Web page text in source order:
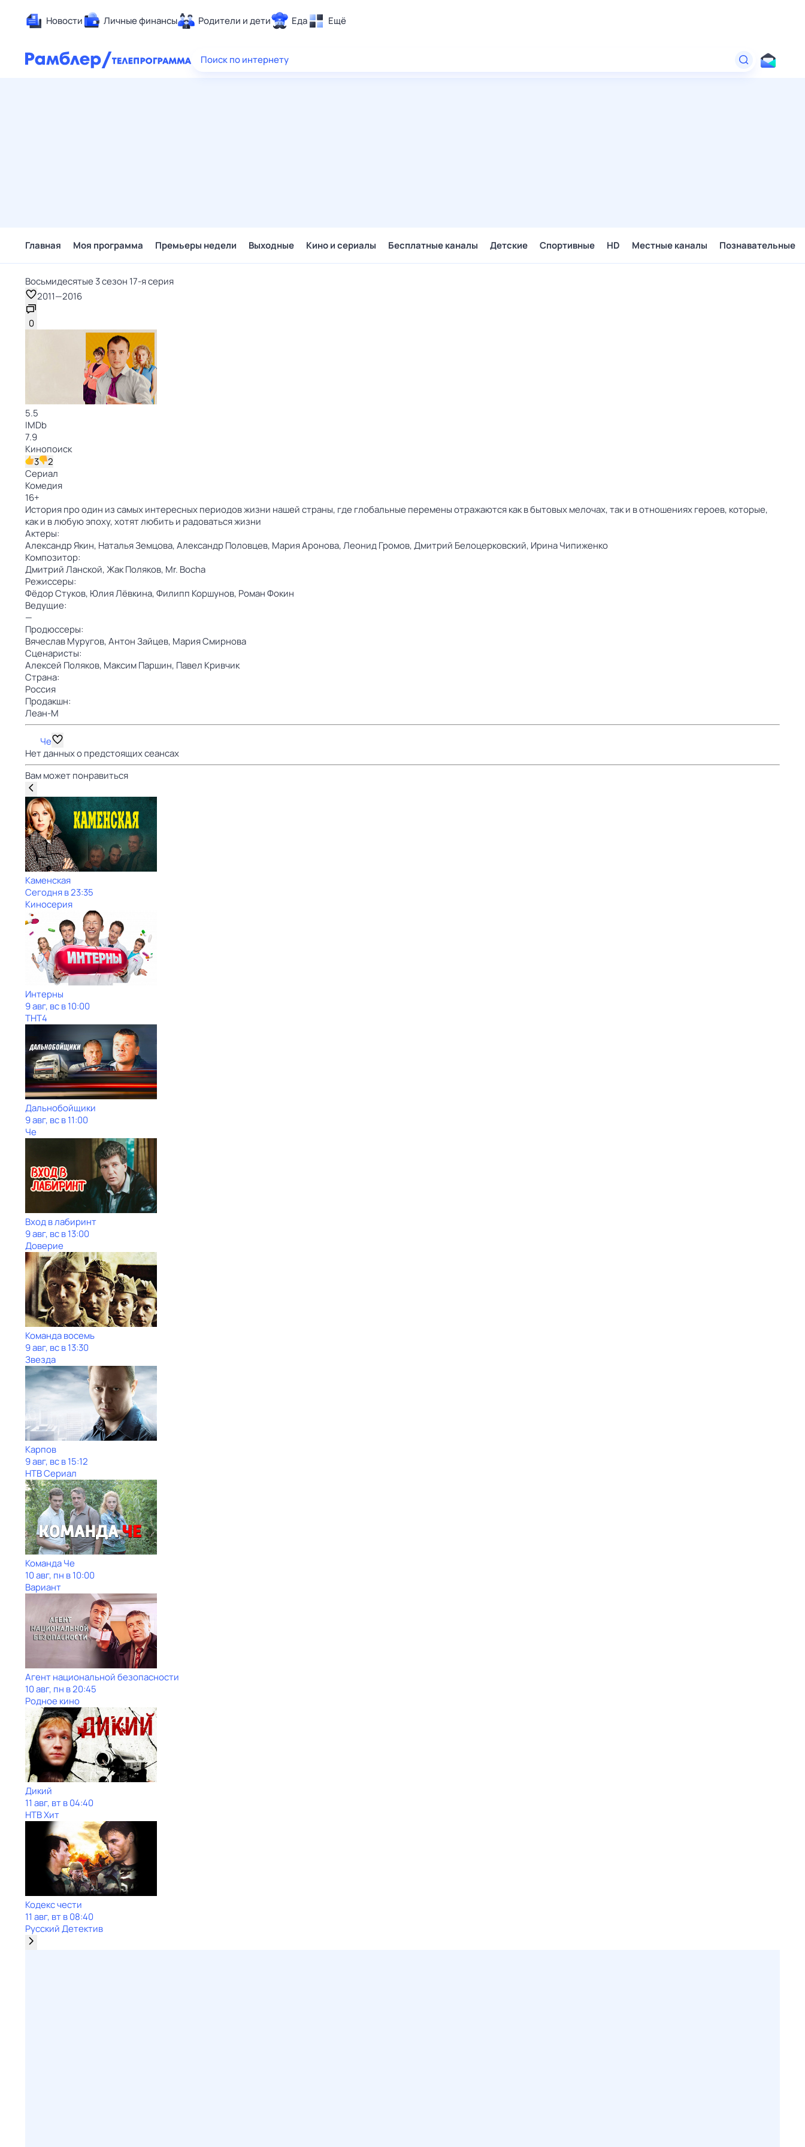
Новости Личные финансы Родители и дети Еда Ещё
Здоровье
Поиск по интернету
Главная Моя программа Премьеры недели Выходные Кино и сериалы Бесплатные каналы Детские Спортивные HD Местные каналы Познавательные
Восьмидесятые 3 сезон 17-я серия
2011—2016
0
5.5
IMDb
7.9
Кинопоиск
3
2
Сериал
Комедия
16+
История про один из самых интересных периодов жизни нашей страны, где глобальные перемены отражаются как в бытовых мелочах, так и в отношениях героев, которые,
как и в любую эпоху, хотят любить и радоваться жизни
Актеры:
Александр Якин, Наталья Земцова,Александр Половцев, Мария Аронова,Леонид Громов,Дмитрий Белоцерковский, Ирина Чипиженко
Композитор:
Дмитрий Ланской,Жак Поляков, Mr. Bocha
Режиссеры:
Фёдор Стуков, Юлия Лёвкина,Филипп Коршунов, Роман Фокин
Ведущие:
—
Продюссеры:
Вячеслав Муругов,Антон Зайцев, Мария Смирнова
Сценаристы:
Алексей Поляков, Максим Паршин, Павел Кривчик
Страна:
Россия
Продакшн:
Леан-М
Че
Нет данных о предстоящих сеансах
Вам может понравиться
Каменская
Сегодня в 23:35
Киносерия
Интерны
9 авг, вс в 10:00
ТНТ4
Дальнобойщики
9 авг, вс в 11:00
Че
Вход в лабиринт
9 авг, вс в 13:00
Доверие
Команда восемь
9 авг, вс в 13:30
Звезда
Карпов
9 авг, вс в 15:12
НТВ Сериал
Команда Че
10 авг, пн в 10:00
Вариант
Агент национальной безопасности
10 авг, пн в 20:45
Родное кино
Дикий
11 авг, вт в 04:40
НТВ Хит
Кодекс чести
11 авг, вт в 08:40
Русский Детектив